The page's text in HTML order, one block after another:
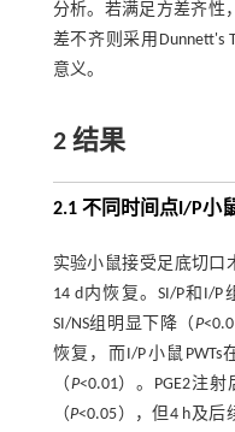
分析。若满足方差齐性
差不齐则采用Dunnett's
意义。
2 结果
2.1 不同时间点I/P小
实验小鼠接受足底切口
14 d内恢复。SI/P和I/P
SI/NS组明显下降（P
恢复，而I/P小鼠
（P<0.01）。PGE2注
（P<0.05），但4 h及